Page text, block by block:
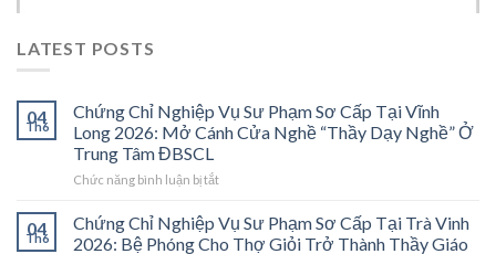
LATEST POSTS
04
Th6
Chứng Chỉ Nghiệp Vụ Sư Phạm Sơ Cấp Tại Vĩnh
Long 2026: Mở Cánh Cửa Nghề “Thầy Dạy Nghề” Ở
Trung Tâm ĐBSCL
Chức năng bình luận bị tắtở
Chỉ
Nghiệp
04
Th6
Chứng Chỉ Nghiệp Vụ Sư Phạm Sơ Cấp Tại Trà Vinh
2026: Bệ Phóng Cho Thợ Giỏi Trở Thành Thầy Giáo